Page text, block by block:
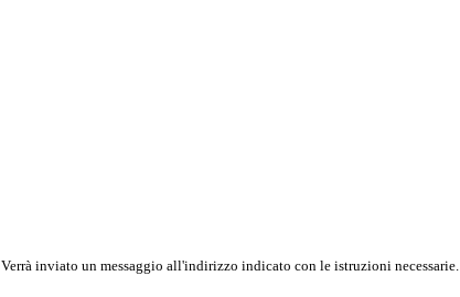
Verrà inviato un messaggio all'indirizzo indicato con le istruzioni necessarie.